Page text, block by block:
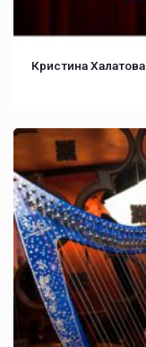
Кристина Халатова